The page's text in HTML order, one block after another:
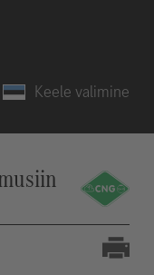
Keele valimine